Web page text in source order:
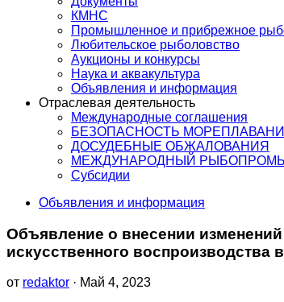
КМНС
Промышленное и прибрежное
Любительское рыболовство
Аукционы и конкурсы
Наука и аквакультура
Объявления и информация
Отраслевая деятельность
Международные соглашения
БЕЗОПАСНОСТЬ
ДОСУДЕБНЫЕ ОБЖАЛОВАНИЯ
МЕЖДУНАРОДНЫЙ
Субсидии
Объявления и информация
Объявление о внесении
искусственного воспроизводства
от redaktor · Май 4, 2023